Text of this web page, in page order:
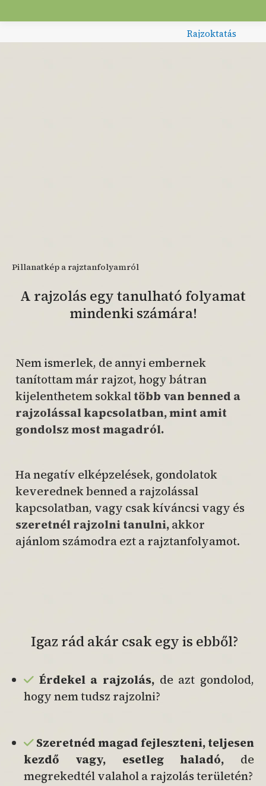
Rajzoktatás
Pillanatkép a rajztanfolyamról
A rajzolás egy tanulható folyamat
mindenki számára!
Nem ismerlek, de annyi embernek
tanítottam már rajzot, hogy bátran
kijelenthetem sokkaltöbb van benned a
rajzolással kapcsolatban, mint amit
gondolsz most magadról.
Ha negatív elképzelések, gondolatok
keverednek benned a rajzolással
kapcsolatban, vagy csak kíváncsi vagy és
szeretnél rajzolni tanulni,akkor
ajánlom számodra ezt a rajztanfolyamot.
Igaz rád akár csak egy is ebből?
Érdekel a rajzolás, de azt gondolod,
hogy nem tudsz rajzolni?
Szeretnéd magad fejleszteni,teljesen
kezdő vagy, esetleg
haladó, de
megrekedtél valahol a rajzolás területén?